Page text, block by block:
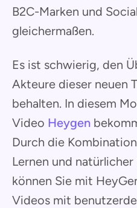
B2C-Marken und
gleichermaßen.
Es ist schwierig, den
Akteure dieser neuen
behalten. In diesem
Video Heygen
Durch die
Lernen und
können Sie mit
Videos mit